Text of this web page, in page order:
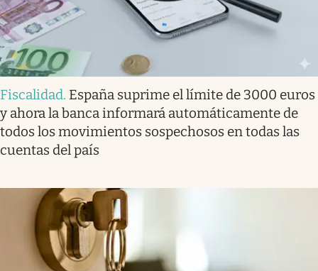
Fiscalidad. España suprime el límite de 3000 euros
y ahora la banca informará automáticamente de
todos los movimientos sospechosos en todas las
cuentas del país